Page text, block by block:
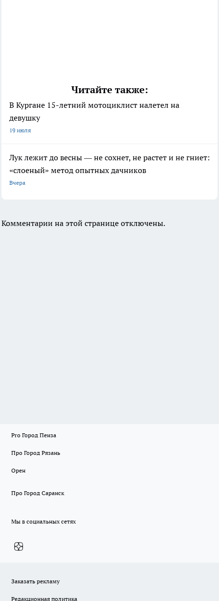
Читайте также:
В Кургане 15-летний мотоциклист налетел на
девушку
19 июля
Лук лежит до весны — не сохнет, не растет и не гниет:
«слоеный» метод опытных дачников
Вчера
Комментарии на этой странице отключены.
Pro Город Пенза
Про Город Рязань
Орен
Про Город Саранск
Мы в социальных сетях
Заказать рекламу
Редакционная политика